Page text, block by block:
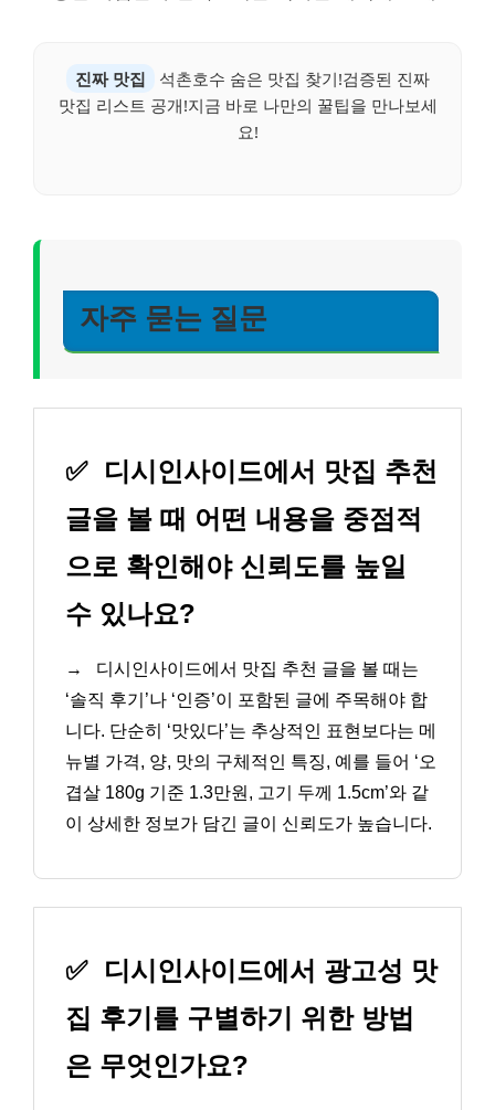
진짜 맛집
석촌호수 숨은 맛집 찾기!검증된 진짜
맛집 리스트 공개!지금 바로 나만의 꿀팁을 만나보세
요!
자주 묻는 질문
✅
디시인사이드에서 맛집 추천
글을 볼 때 어떤 내용을 중점적
으로 확인해야 신뢰도를 높일
수 있나요?
→
디시인사이드에서 맛집 추천 글을 볼 때는
‘솔직 후기’나 ‘인증’이 포함된 글에 주목해야 합
니다. 단순히 ‘맛있다’는 추상적인 표현보다는 메
뉴별 가격, 양, 맛의 구체적인 특징, 예를 들어 ‘오
겹살 180g 기준 1.3만원, 고기 두께 1.5cm’와 같
이 상세한 정보가 담긴 글이 신뢰도가 높습니다.
✅
디시인사이드에서 광고성 맛
집 후기를 구별하기 위한 방법
은 무엇인가요?